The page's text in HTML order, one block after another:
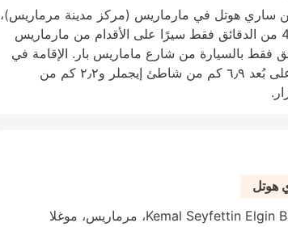
ساري هوتل في مارماريس (مركز مدينة مرماريس)،
فستكون على بُعد 4 من الدقائق فقط سيرًا على الأقدام من مارماريس
الدقائق فقط بالسيارة من شارع ماماريس بار. الإقامة في
هذا الفندق تضعك على بُعد ٦٫٩ كم من شاطئ إيجملر و٢٫٢ كم من
هوتل
Kemal Seyfettin Elgin Bulvari 244 Sok 1، مرماريس، موغلا